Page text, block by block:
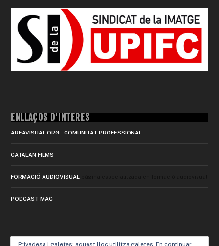
ENLLAÇOS D'INTERÈS
AREAVISUAL.ORG : COMUNITAT PROFESSIONAL
CATALAN FILMS
FORMACIÓ AUDIOVISUAL
PODCAST MAC
Privadesa i galetes: aquest lloc utilitza galetes. En continuar